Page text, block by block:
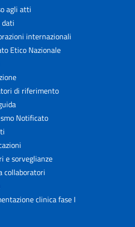
agli atti
dati
internazionali
Etico Nazionale
di riferimento
Notificato
e sorveglianze
collaboratori
clinica fase I